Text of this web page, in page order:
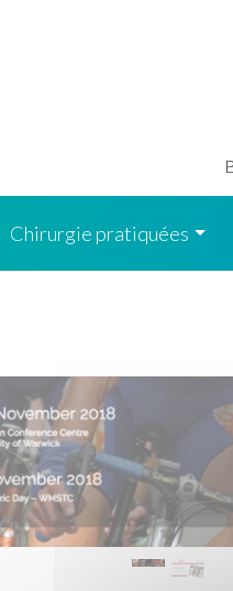
Chirurgie pratiquées